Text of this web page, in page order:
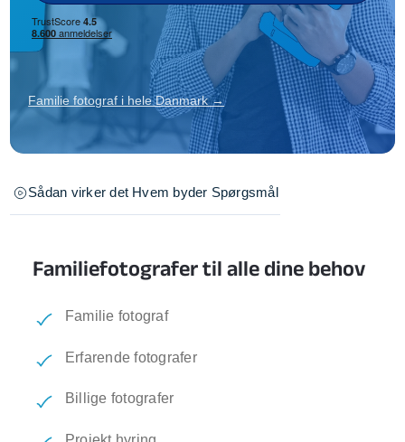
Familie fotograf i hele Danmark →
Sådan virker det Hvem byder Spørgsmål
Familiefotografer til alle dine behov
Familie fotograf
Erfarende fotografer
Billige fotografer